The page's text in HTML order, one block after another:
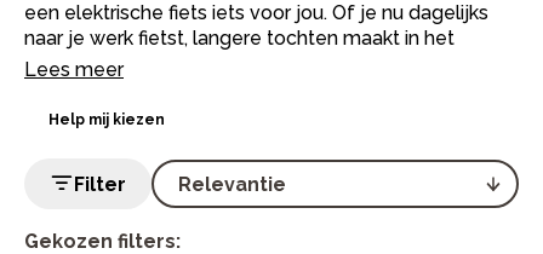
een elektrische fiets iets voor jou. Of je nu dagelijks
naar je werk fietst, langere tochten maakt in het
weekend of gewoon wat extra ondersteuning zoekt:
glimlach.
Bij Bike Totaal vind je een ruim assortiment elektrische
fietsen van topmerken zoals Gazelle, Batavus, Sparta
en Cortina. Van elektrische stadsfietsen tot sportieve
e-bikes en alles daartussenin. Onze lokale
Lees meer
Help mij kiezen
Gekozen filters:
Filter